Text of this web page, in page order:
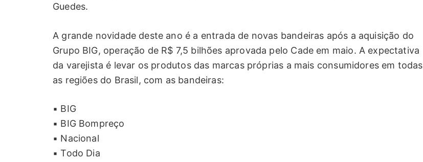
Guedes.
A grande novidade deste ano é a entrada de novas bandeiras após a aquisição do
Grupo BIG, operação de R$ 7,5 bilhões aprovada pelo Cade em maio. A expectativa
da varejista é levar os produtos das marcas próprias a mais consumidores em todas
as regiões do Brasil, com as bandeiras:
▪ BIG
▪ BIG Bompreço
▪ Nacional
▪ Todo Dia